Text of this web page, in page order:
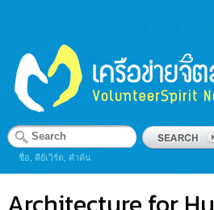
ชื่อ, คีย์เวิร์ด, คำค้น